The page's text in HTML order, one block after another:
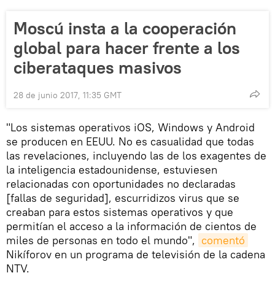
Moscú insta a la cooperación
global para hacer frente a los
ciberataques masivos
28 de junio 2017, 11:35 GMT
"Los sistemas operativos iOS, Windows y Android
se producen en EEUU. No es casualidad que todas
las revelaciones, incluyendo las de los exagentes de
la inteligencia estadounidense, estuviesen
relacionadas con oportunidades no declaradas
[fallas de seguridad], escurridizos virus que se
creaban para estos sistemas operativos y que
permitían el acceso a la información de cientos de
miles de personas en todo el mundo", comentó
Nikíforov en un programa de televisión de la cadena
NTV.